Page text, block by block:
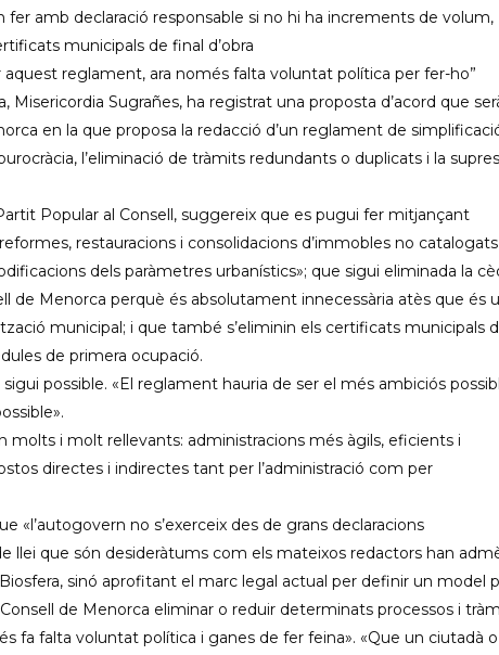
amb declaració responsable si no hi ha increments de volum,
municipals de final d’obra
aquest reglament, ara només falta voluntat política per fer-ho”
Sugrañes, ha registrat una proposta d’acord que
en la que proposa la redacció d’un reglament de
l’eliminació de tràmits redundants o duplicats i la
Popular al Consell, suggereix que es pugui fer mitjançant
restauracions i consolidacions d’immobles no catalogats
dels paràmetres urbanístics»; que sigui eliminada la
de Menorca perquè és absolutament innecessària atès que és
municipal; i que també s’eliminin els certificats municipals
de primera ocupació.
possible. «El reglament hauria de ser el més ambiciós
molts i molt rellevants: administracions més àgils, eficients i
directes i indirectes tant per l’administració com per
«l’autogovern no s’exerceix des de grans declaracions
llei que són desideràtums com els mateixos redactors han
sinó aprofitant el marc legal actual per definir un model
de Menorca eliminar o reduir determinats processos i
fa falta voluntat política i ganes de fer feina». «Que un ciutadà o